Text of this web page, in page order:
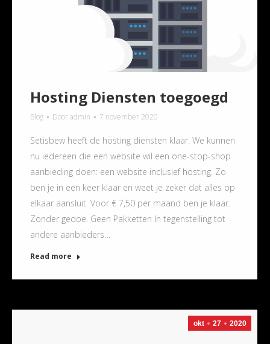
Hosting Diensten toegoegd
Blog Dooradmin 7 november 2020
Setisbew heeft de hosting diensten klaar. We kunnen
nu iedereen die een website wil een one-stop-shop
aanbieding doen: een website inclusief hosting. Zo
ben je in een keer klaar en weet je zeker dat alles op
elkaar aansluit. Voor € 7,50 per maand ben je klaar.
Zonder gedoe. Geen Pakketten In tegenstelling tot
andere aanbieders…
Read more
okt 27 2020